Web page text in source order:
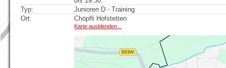
Typ:
Junioren D - Training
Ort:
Chöpfli Hofstetten
Karte ausblenden...